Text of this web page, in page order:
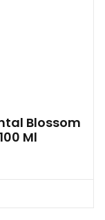
Blossom
Ml